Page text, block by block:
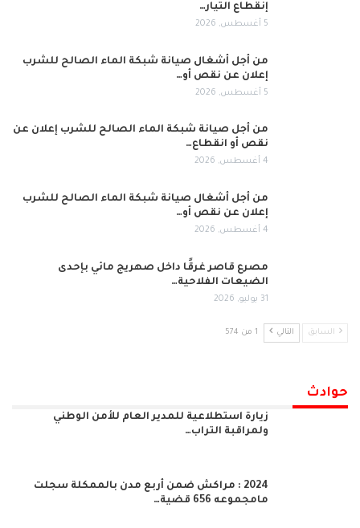
إنقطاع التيار…
5 أغسطس, 2026
من أجل أشغال صيانة شبكة الماء الصالح للشرب
إعلان عن نقص أو…
5 أغسطس, 2026
من أجل صيانة شبكة الماء الصالح للشرب إعلان عن
نقص أو انقطاع…
4 أغسطس, 2026
من أجل أشغال صيانة شبكة الماء الصالح للشرب
إعلان عن نقص أو…
4 أغسطس, 2026
مصرع قاصر غرقًا داخل صهريج مائي بإحدى
الضيعات الفلاحية…
31 يوليو, 2026
السابق التالي 1 من 574
حوادث
زيارة استطلاعية للمدير العام للأمن الوطني
ولمراقبة التراب…
2024 : مراكش ضمن أربع مدن بالممكلة سجلت
مامجموعه 656 قضية…